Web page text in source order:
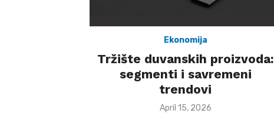
Ekonomija
Tržište duvanskih proizvoda:
segmenti i savremeni
trendovi
Posted
April 15, 2026